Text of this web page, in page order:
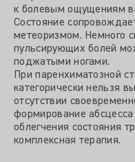
к болевым ощущениям
Состояние
метеоризмом. Немного
пульсирующих болей
поджатыми ногами.
При паренхиматозной
категорически нельзя
отсутствии
формирование
облегчения состояния
комплексная терапия.